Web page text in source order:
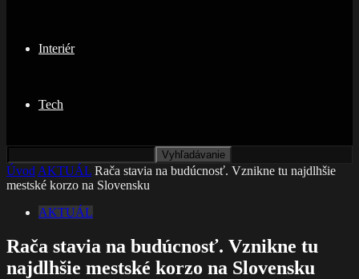
Interiér
Tech
Úvod AKTUÁL Rača stavia na budúcnosť. Vznikne tu najdlhšie
mestské korzo na Slovensku
AKTUÁL
Rača stavia na budúcnosť. Vznikne tu
najdlhšie mestské korzo na Slovensku